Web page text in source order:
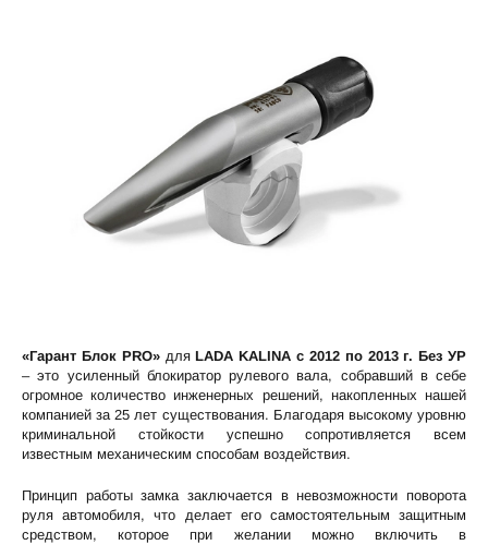
«Гарант Блок PRO»дляLADA KALINA c 2012 по 2013 г. Без УР
– это усиленный блокиратор рулевого вала, собравший в себе
огромное количество инженерных решений, накопленных нашей
компанией за 25 лет существования. Благодаря высокому уровню
криминальной стойкости успешно сопротивляется всем
известным механическим способам воздействия.
Принцип работы замка заключается в невозможности поворота
руля автомобиля, что делает его самостоятельным защитным
средством, которое при желании можно включить в